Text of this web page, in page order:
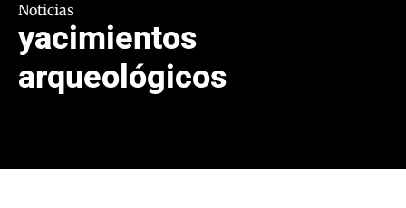
Noticias
yacimientos
arqueológicos